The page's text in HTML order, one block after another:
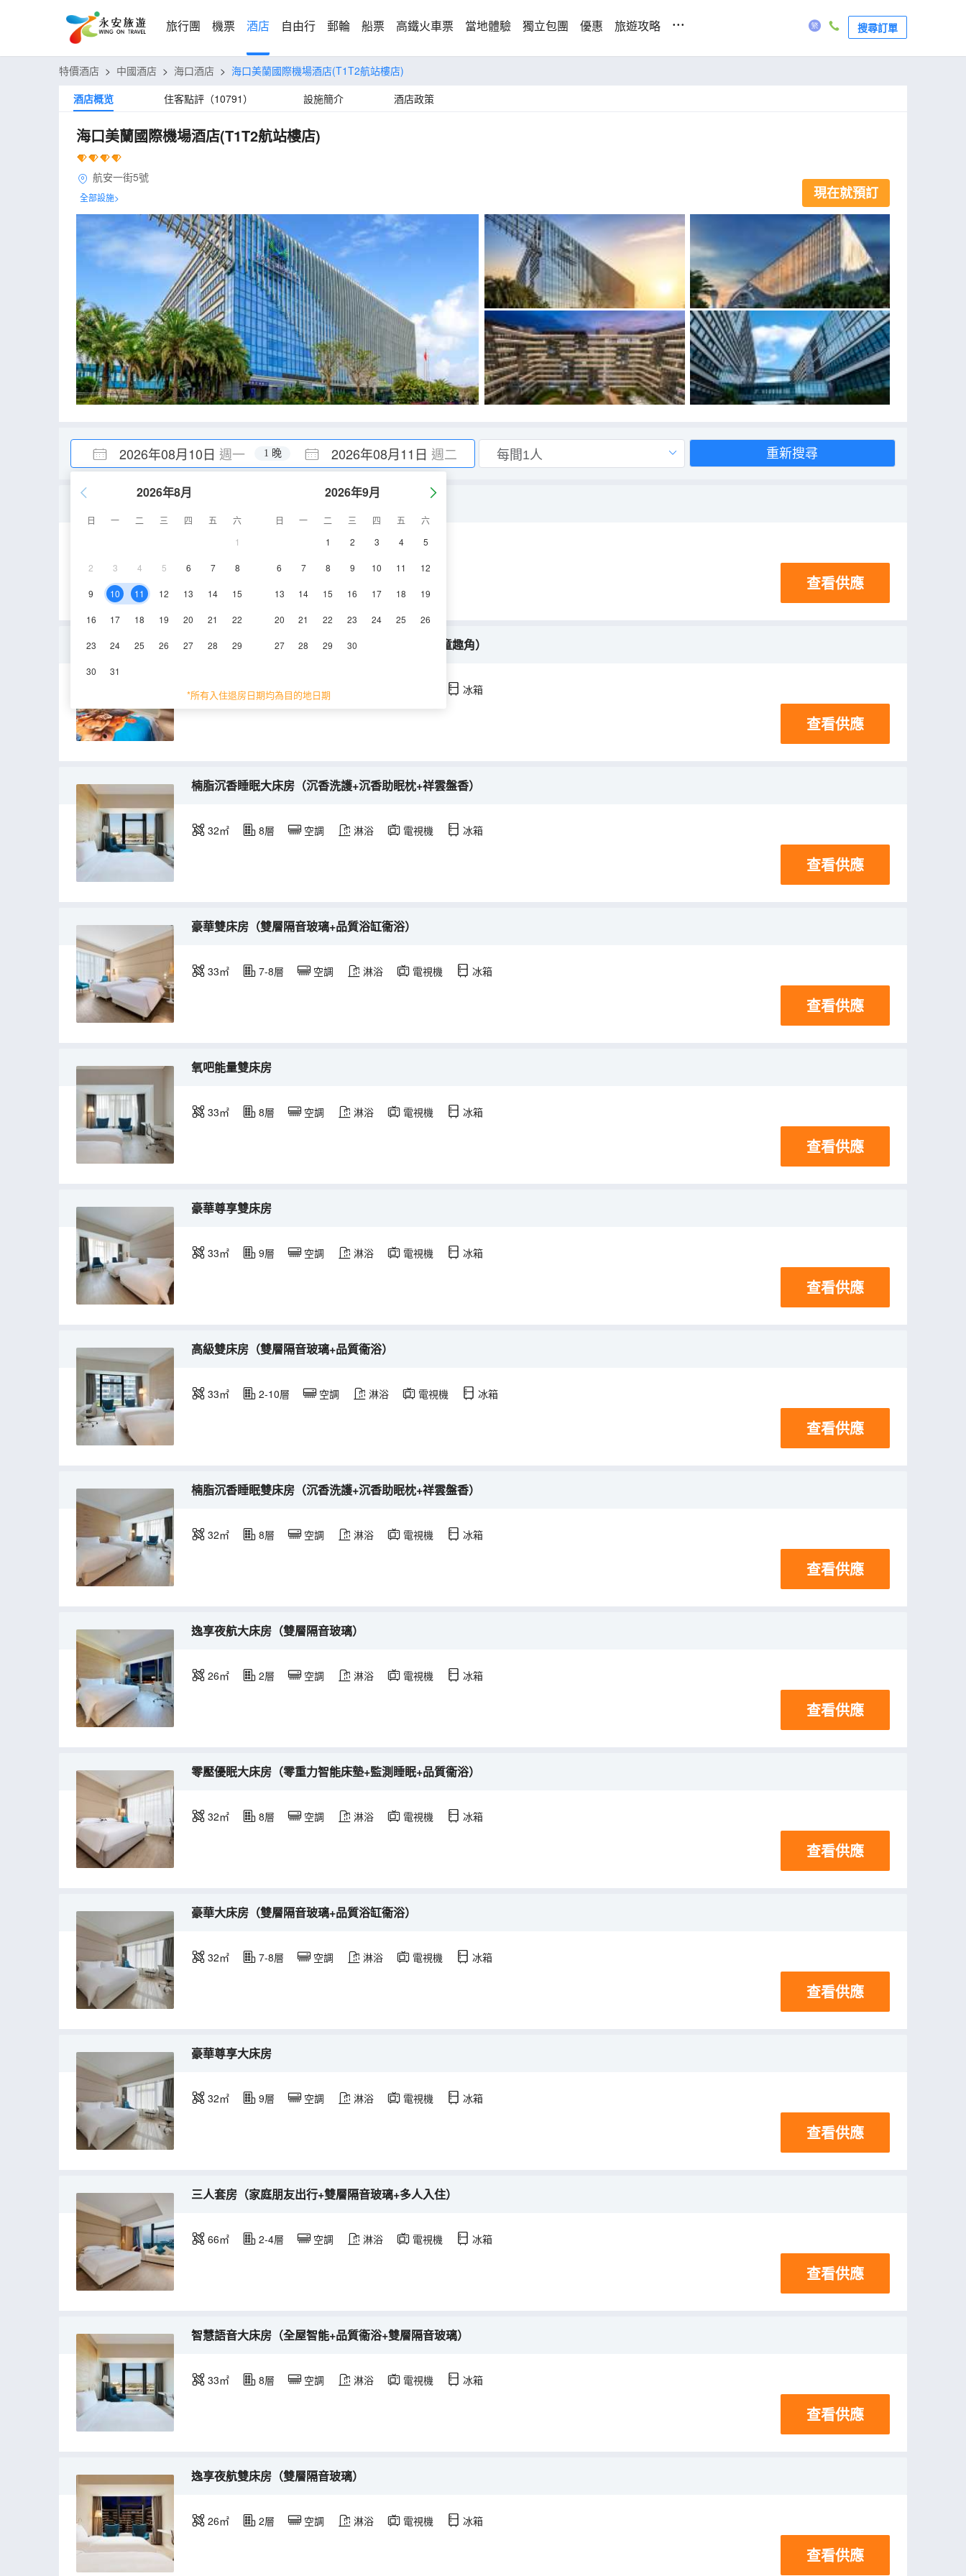
旅行團 機票 酒店 自由行 郵輪 船票 高鐵火車票 當地體驗 獨立包團 優惠 旅遊攻略 ... 搜尋訂單
特價酒店 > 中國酒店 > 海口酒店 > 海口美蘭國際機場酒店(T1T2航站樓店)
酒店概览
住客點評（10791） 設施簡介 酒店政策
海口美蘭國際機場酒店(T1T2航站樓店)
航安一街5號
全部設施> 現在就預訂
2026年08月10日 週一 2026年08月11日 週二
1 晚
2026年8月
日 一 二 三 四 五
六
1
2 3 4 5 6 7 8
9 10 11 12 13 14 15
16 17 18 19 20 21 22
23 24 25 26 27 28 29
30 31
2026年9月
日 一 二 三 四 五
六
1
2 3 4 5
6 7 8 9 10 11 12
13 14 15 16 17 18 19
20 21 22 23 24 25 26
27 28 29 30
*所有入住退房日期均為目的地日期
重新搜尋
高級三床房（多人出行+雙層隔音玻璃）
空調
查看供應
家庭套房（兒童洗護用品+雙層童趣床+兒童床品+童趣角）
66㎡ 6層 空調 冰箱
查看供應
楠脂沉香睡眠大床房（沉香洗護+沉香助眠枕+祥雲盤香）
32㎡ 8層 空調 淋浴 電視機 冰箱
查看供應
豪華雙床房（雙層隔音玻璃+品質浴缸衞浴）
33㎡ 7-8層 空調 淋浴 電視機 冰箱
查看供應
氧吧能量雙床房
33㎡ 8層 空調 淋浴 電視機 冰箱
查看供應
豪華尊享雙床房
33㎡ 9層 空調 淋浴 電視機 冰箱
查看供應
高級雙床房（雙層隔音玻璃+品質衞浴）
33㎡ 2-10層 空調 淋浴 電視機 冰箱
查看供應
楠脂沉香睡眠雙床房（沉香洗護+沉香助眠枕+祥雲盤香）
32㎡ 8層 空調 淋浴 電視機 冰箱
查看供應
逸享夜航大床房（雙層隔音玻璃）
26㎡ 2層 空調 淋浴 電視機 冰箱
查看供應
零壓優眠大床房（零重力智能床墊+監測睡眠+品質衞浴）
32㎡ 8層 空調 淋浴 電視機 冰箱
查看供應
豪華大床房（雙層隔音玻璃+品質浴缸衞浴）
32㎡ 7-8層 空調 淋浴 電視機 冰箱
查看供應
豪華尊享大床房
32㎡ 9層 空調 淋浴 電視機 冰箱
查看供應
三人套房（家庭朋友出行+雙層隔音玻璃+多人入住）
66㎡ 2-4層 空調 淋浴 電視機 冰箱
查看供應
智慧語音大床房（全屋智能+品質衞浴+雙層隔音玻璃）
33㎡ 8層 空調 淋浴 電視機 冰箱
查看供應
逸享夜航雙床房（雙層隔音玻璃）
26㎡ 2層 空調 淋浴 電視機 冰箱
查看供應